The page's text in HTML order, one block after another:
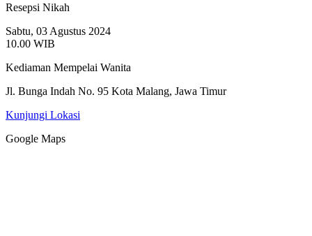
Resepsi Nikah
Sabtu, 03 Agustus 2024
10.00 WIB
Kediaman Mempelai Wanita
Jl. Bunga Indah No. 95 Kota Malang, Jawa Timur
Kunjungi Lokasi
Google Maps